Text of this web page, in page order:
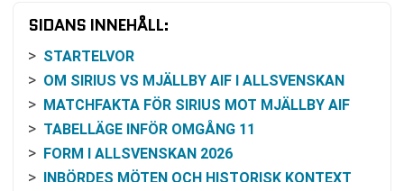
SIDANS INNEHÅLL:
STARTELVOR
OM SIRIUS VS MJÄLLBY AIF I ALLSVENSKAN
MATCHFAKTA FÖR SIRIUS MOT MJÄLLBY AIF
TABELLÄGE INFÖR OMGÅNG 11
FORM I ALLSVENSKAN 2026
INBÖRDES MÖTEN OCH HISTORISK KONTEXT